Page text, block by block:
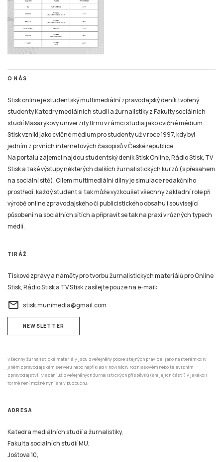
O NÁS
Stisk online je studentský multimediální zpravodajský deník tvořený
studenty Katedry mediálních studií a žurnalistiky z Fakulty sociálních
studií Masarykovy univerzity Brno v rámci studia jako cvičné médium.
Stisk vznikl jako cvičné médium pro studenty už v roce 1997, kdy byl
jedním z prvních internetových časopisů v České republice.
Na portálu zájemci najdou studentský deník Stisk Online, Rádio Stisk, TV
Stisk a také výstupy některých dalších žurnalistických kurzů (s přesahem
na sociální sítě). Cílem multimediální dílny je simulace redakčního
prostředí, každý student si tak může vyzkoušet všechny základní role při
výrobě online zpravodajského či publicistického obsahu i související
působení na sociálních sítích a připravit se tak na praxi v různých typech
médií.
TIRÁŽ
Tiskové zprávy a náměty pro tvorbu žurnalistických materiálů pro Online
Stisk, Rádio Stisk a TV Stisk zasílejte pouze na e-mail:
email stisk.munimedia@gmail.com
NEWSLETTER
Všechny žurnalistické materiály jsou zveřejněny podle stejných pravidel jako na kterémkoliv
jiném zpravodajském serveru nebo například v novinách, rozhlasovém nebo televizním
zpravodajství. Mazání už zveřejněných žurnalistických příspěvků (ani jejich částí) v jakékoli
formě není možné nyní ani v budoucnu.
ADRESA
Katedra mediálních studií a žurnalistiky,
Fakulta sociálních studií MU,
Joštova 10,